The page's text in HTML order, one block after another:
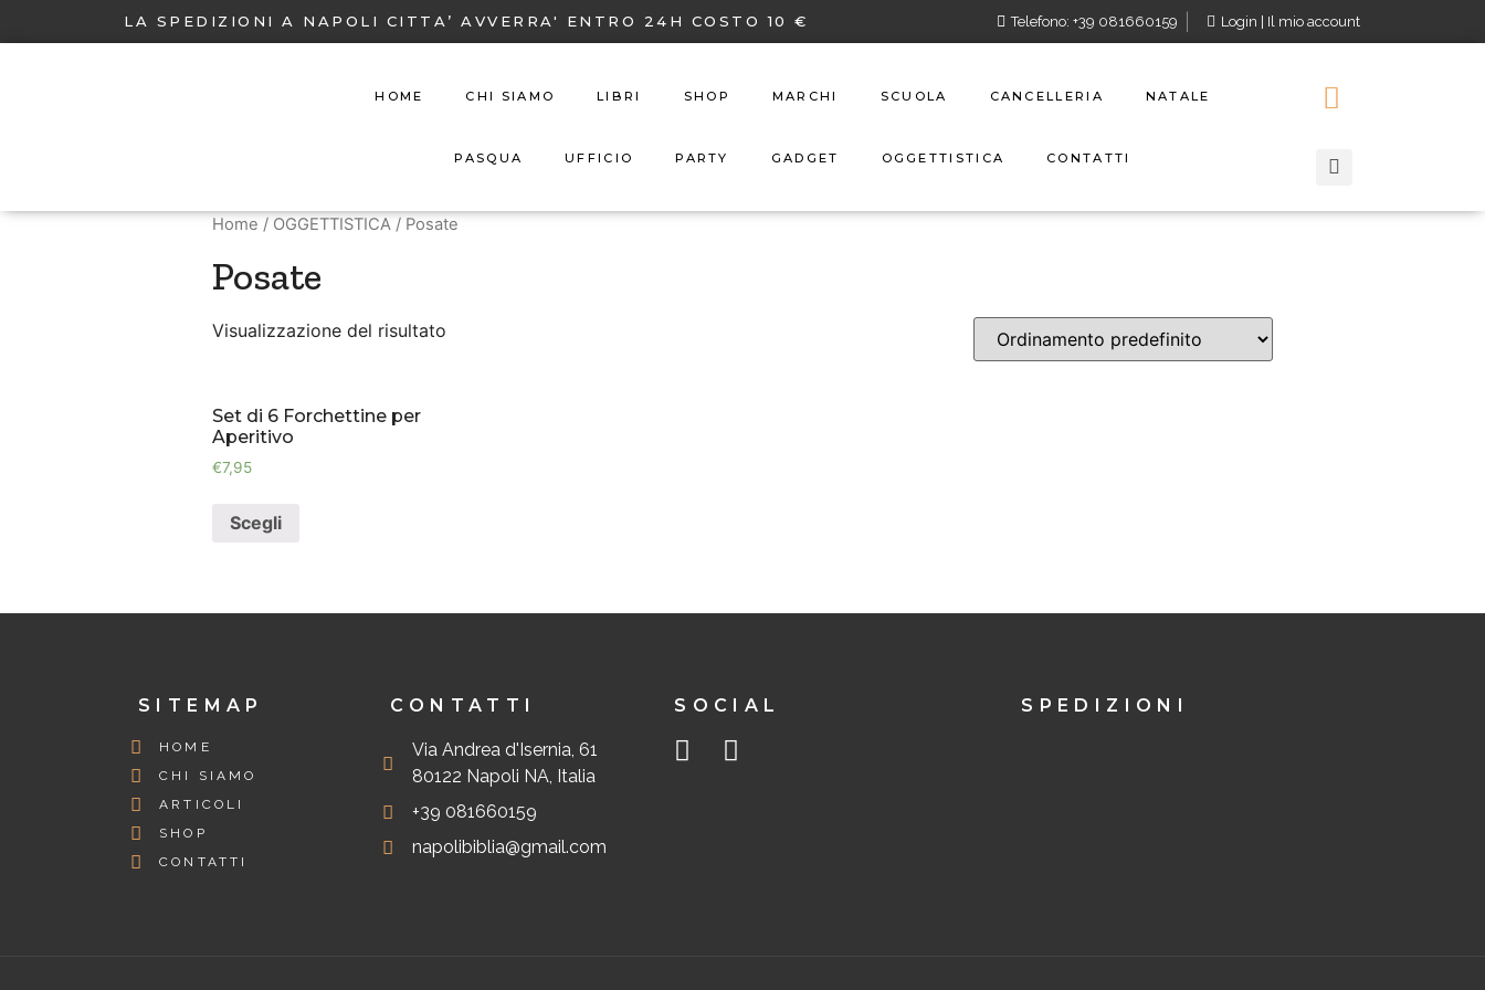
LA SPEDIZIONI A NAPOLI CITTA’ AVVERRA' ENTRO 24H COSTO 10 € Telefono: +39 081660159 Login | Il mio account
HOME CHI SIAMO LIBRI SHOP MARCHI SCUOLA CANCELLERIA NATALE
PASQUA UFFICIO PARTY GADGET OGGETTISTICA CONTATTI
Home / OGGETTISTICA / Posate
Posate
Visualizzazione del risultato
Set di 6 Forchettine per
Aperitivo
€7,95
Scegli
SITEMAP
HOME
CHI SIAMO
ARTICOLI
SHOP
CONTATTI
CONTATTI
Via Andrea d'Isernia, 61
80122 Napoli NA, Italia
+39 081660159
napolibiblia@gmail.com
SOCIAL SPEDIZIONI